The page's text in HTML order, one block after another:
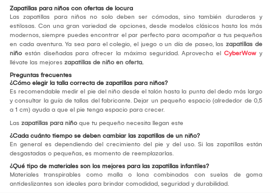
Zapatillas para niños con ofertas de locura
Las zapatillas para niños no solo deben ser cómodas, sino también duraderas y
estilosas. Con una gran variedad de opciones, desde modelos clásicos hasta los más
modernos, siempre puedes encontrar el par perfecto para acompañar a tus pequeños
en cada aventura. Ya sea para el colegio, el juego o un día de paseo, las zapatillas de
niño están diseñadas para ofrecer la máxima seguridad. Aprovecha el CyberWow y
llévate las mejores zapatillas de niño en oferta.
Preguntas frecuentes
¿Cómo elegir la talla correcta de zapatillas para niños?
Es recomendable medir el pie del niño desde el talón hasta la punta del dedo más largo
y consultar la guía de tallas del fabricante. Dejar un pequeño espacio (alrededor de 0,5
a 1 cm) ayuda a que el pie tenga espacio para crecer.
Las zapatillas para niño que tu pequeño necesita llegan este
¿Cada cuánto tiempo se deben cambiar las zapatillas de un niño?
En general es dependiendo del crecimiento del pie y del uso. Si las zapatillas están
desgastadas o pequeñas, es momento de reemplazarlas.
¿Qué tipo de materiales son los mejores para las zapatillas infantiles?
Materiales transpirables como malla o lona combinados con suelas de goma
antideslizantes son ideales para brindar comodidad, seguridad y durabilidad.